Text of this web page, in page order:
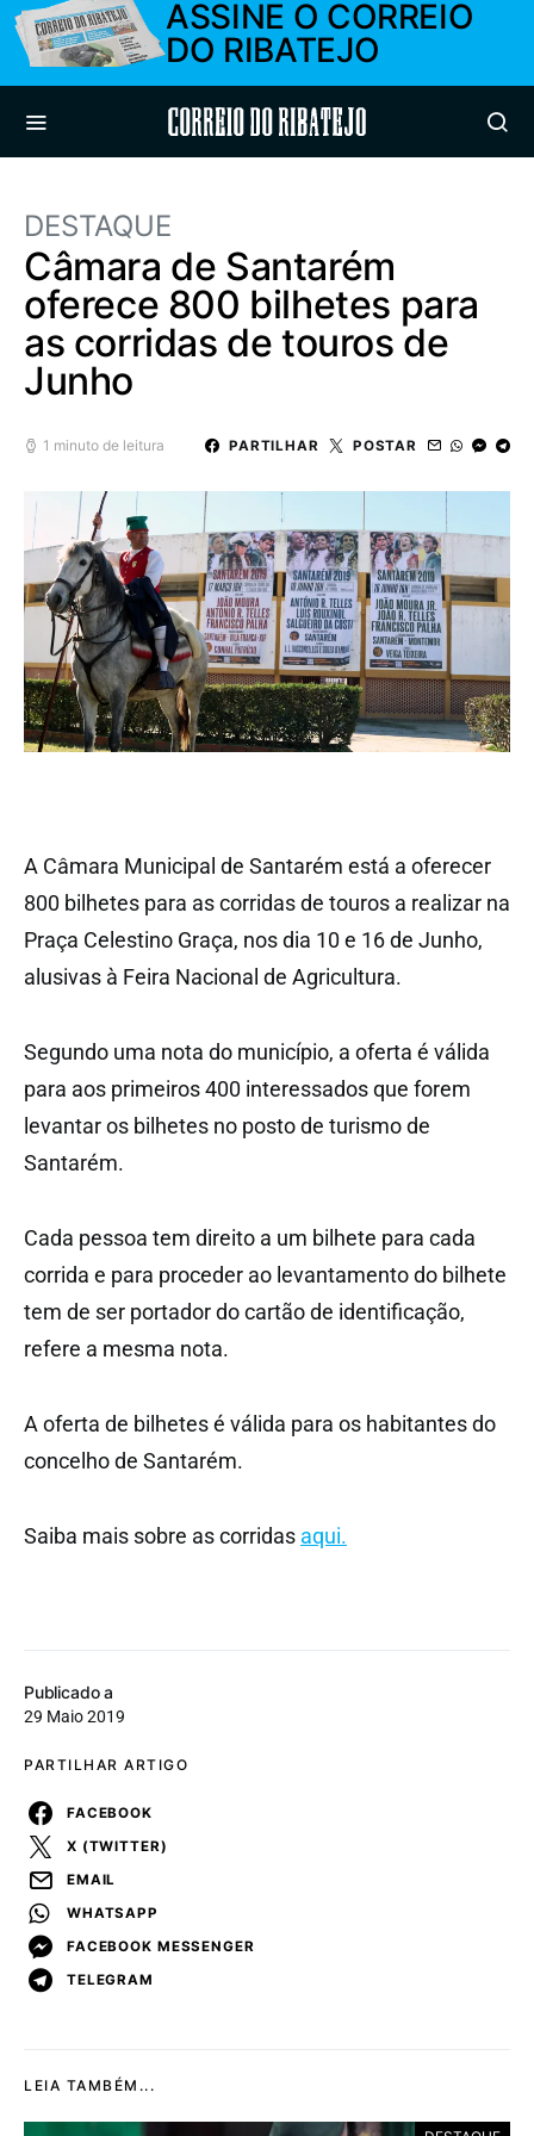
ASSINE O CORREIO
DO RIBATEJO
Correio do Ribatejo
DESTAQUE
Câmara de Santarém
oferece 800 bilhetes para
as corridas de touros de
Junho
1 minuto de leitura PARTILHAR POSTAR
Publicado a
29 Maio 2019
PARTILHAR ARTIGO
FACEBOOK
X (TWITTER)
EMAIL
WHATSAPP
FACEBOOK MESSENGER
TELEGRAM
A Câmara Municipal de Santarém está a oferecer
800 bilhetes para as corridas de touros a realizar na
Praça Celestino Graça, nos dia 10 e 16 de Junho,
alusivas à Feira Nacional de Agricultura.
Segundo uma nota do município, a oferta é válida
para aos primeiros 400 interessados que forem
levantar os bilhetes no posto de turismo de
Santarém.
Cada pessoa tem direito a um bilhete para cada
corrida e para proceder ao levantamento do bilhete
tem de ser portador do cartão de identificação,
refere a mesma nota.
A oferta de bilhetes é válida para os habitantes do
concelho de Santarém.
Saiba mais sobre as corridas aqui.
LEIA TAMBÉM...